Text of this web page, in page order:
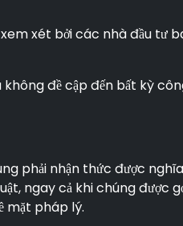
xét bởi các nhà đầu tư
đề cập đến bất kỳ
phải nhận thức được
ngay cả khi chúng được
mặt pháp lý.